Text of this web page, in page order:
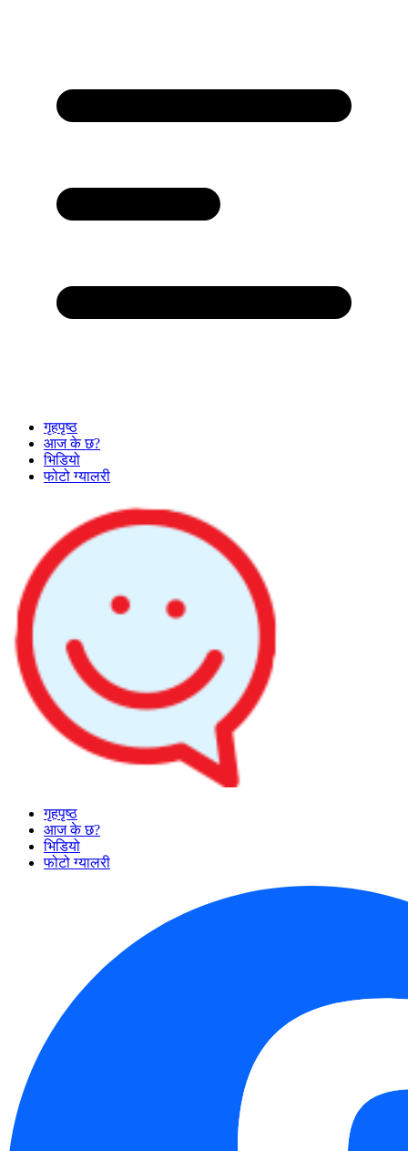
गृहपृष्ठ
आज के छ?
भिडियो
फोटो ग्यालरी
गृहपृष्ठ
आज के छ?
भिडियो
फोटो ग्यालरी